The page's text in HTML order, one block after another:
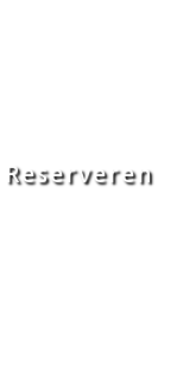
Reserveren